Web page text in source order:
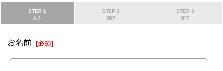
STEP 1
入力
STEP 2
確認
STEP 3
完了
お名前 [必須]